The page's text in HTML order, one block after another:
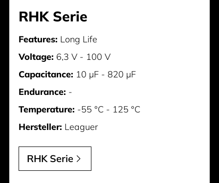
RHK Serie
Features: Long Life
Voltage: 6,3 V - 100 V
Capacitance: 10 µF - 820 µF
Endurance: -
Temperature: -55 °C - 125 °C
Hersteller: Leaguer
RHK Serie